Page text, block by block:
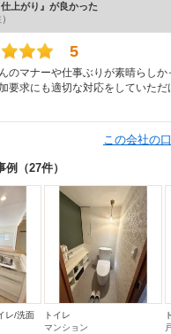
仕上がり』が良かった
5
のマナーや仕事ぶりが素晴らし
要求にも適切な対応をしていただ
この会社の
例 （27件）
レ/洗面
トイレ
マンション